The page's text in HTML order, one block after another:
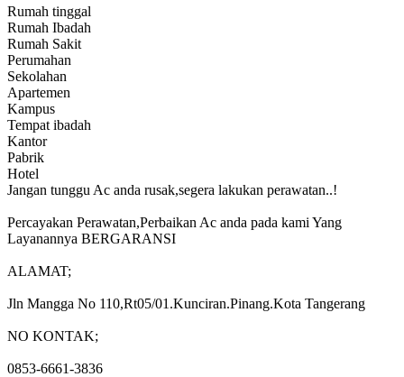
Rumah tinggal
Rumah Ibadah
Rumah Sakit
Perumahan
Sekolahan
Apartemen
Kampus
Tempat ibadah
Kantor
Pabrik
Hotel
Jangan tunggu Ac anda rusak,segera lakukan perawatan..!
Percayakan Perawatan,Perbaikan Ac anda pada kami Yang
Layanannya BERGARANSI
ALAMAT;
Jln Mangga No 110,Rt05/01.Kunciran.Pinang.Kota Tangerang
NO KONTAK;
0853-6661-3836